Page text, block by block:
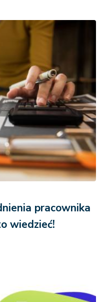
pracownika
wiedzieć!